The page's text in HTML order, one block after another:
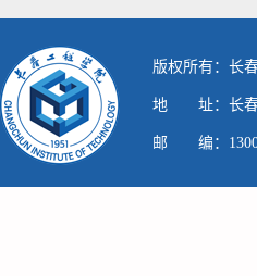
版权所有：长
地 址：长春
邮 编：